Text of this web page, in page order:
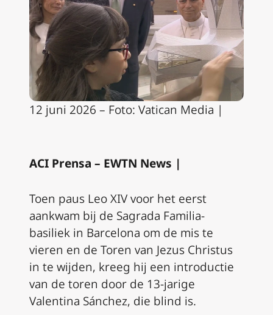
12 juni 2026 – Foto: Vatican Media |
ACI Prensa – EWTN News |
Toen paus Leo XIV voor het eerst
aankwam bij de Sagrada Familia-
basiliek in Barcelona om de mis te
vieren en de Toren van Jezus Christus
in te wijden, kreeg hij een introductie
van de toren door de 13-jarige
Valentina Sánchez, die blind is.